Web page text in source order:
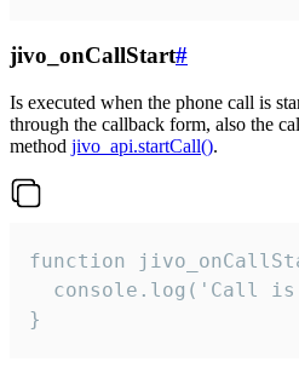
jivo_onCallStart#
Is executed when the phone call is
through the callback form, also the
method jivo_api.startCall().
function
console.log('Call
}